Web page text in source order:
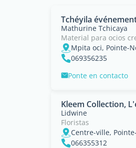
Tchéyila
Mathurine Tchicaya
Material para ocios
Mpita oci, Pointe-
069356235
Ponte en contacto
Kleem Collection,
Lidwine
Floristas
Centre-ville,
066355312